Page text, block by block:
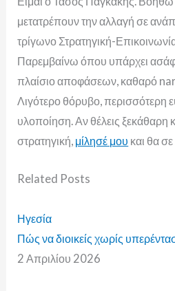
μετατρέπουν την αλλαγή σε
τρίγωνο Στρατηγική-
Παρεμβαίνω όπου υπάρχει
πλαίσιο αποφάσεων, καθαρό
Λιγότερο θόρυβο, περισσότερη
υλοποίηση. Αν θέλεις ξεκάθαρη
στρατηγική, μίλησέ μου και θα
Related Posts
Ηγεσία
Πώς να διοικείς χωρίς
2 Απριλίου 2026